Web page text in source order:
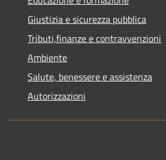
Giustizia e sicurezza pubblica
Tributi,finanze e contravvenzioni
Ambiente
Salute, benessere e assistenza
Autorizzazioni